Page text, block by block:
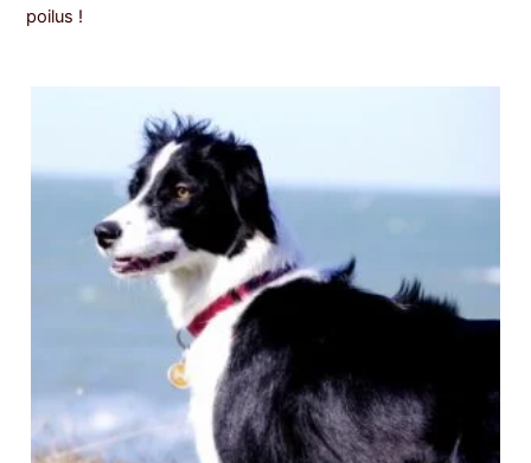
poilus !